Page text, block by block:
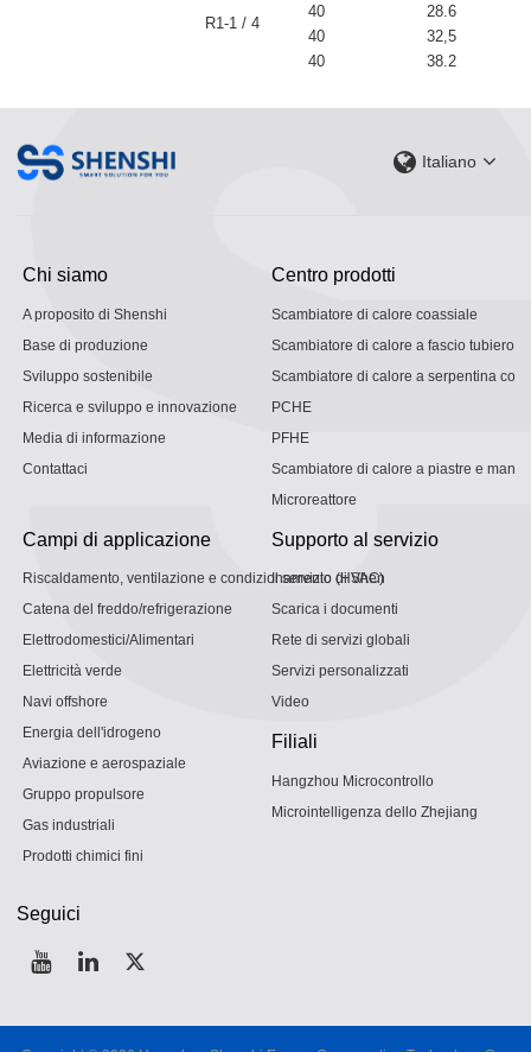
R1-1 / 4
40
28.6
40
32,5
40
38.2
Italiano
Chi siamo
A proposito di Shenshi
Base di produzione
Sviluppo sostenibile
Ricerca e sviluppo e innovazione
Media di informazione
Contattaci
Centro prodotti
Scambiatore di calore coassiale
Scambiatore di calore a fascio tubiero
Scambiatore di calore a serpentina con
PCHE
PFHE
Scambiatore di calore a piastre e
Microreattore
Campi di applicazione
Riscaldamento, ventilazione e condizionamento (HVAC)
Catena del freddo/refrigerazione
Elettrodomestici/Alimentari
Elettricità verde
Navi offshore
Energia dell'idrogeno
Aviazione e aerospaziale
Gruppo propulsore
Gas industriali
Prodotti chimici fini
Supporto al servizio
Il servizio di Shen
Scarica i documenti
Rete di servizi globali
Servizi personalizzati
Video
Filiali
Hangzhou Microcontrollo
Microintelligenza dello Zhejiang
Seguici